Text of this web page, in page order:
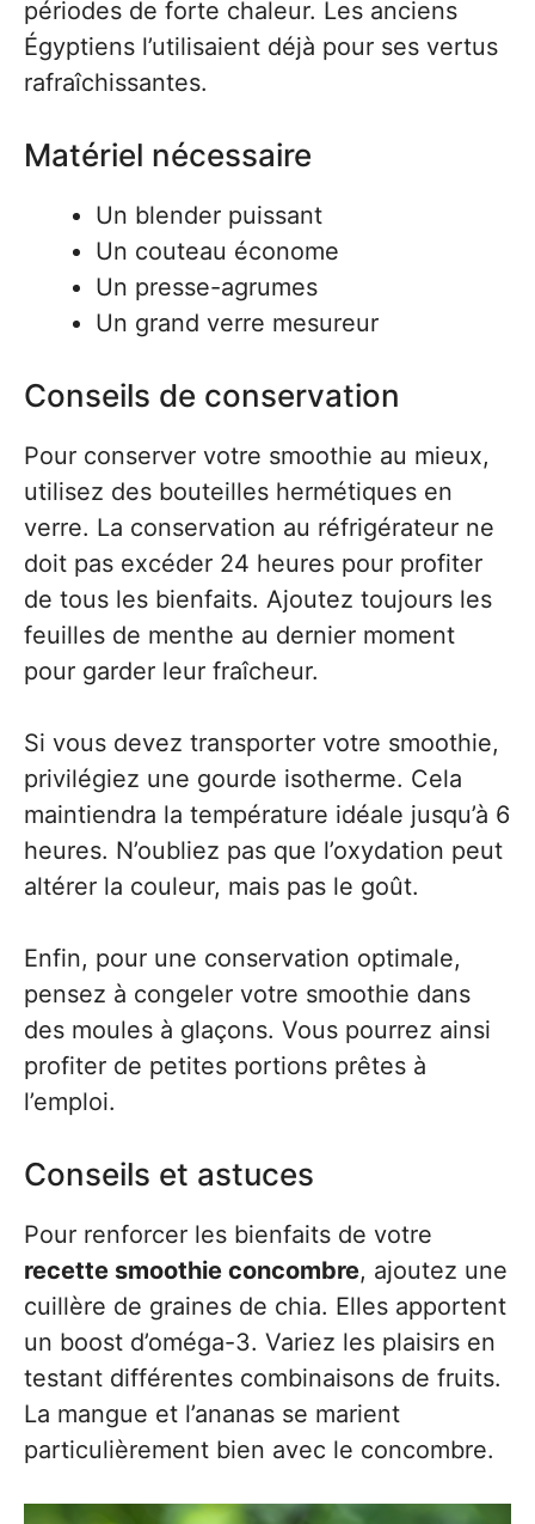
périodes de forte chaleur. Les anciens
Égyptiens l’utilisaient déjà pour ses vertus
rafraîchissantes.
Matériel nécessaire
Un blender puissant
Un couteau économe
Un presse-agrumes
Un grand verre mesureur
Conseils de conservation
Pour conserver votre smoothie au mieux,
utilisez des bouteilles hermétiques en
verre. La conservation au réfrigérateur ne
doit pas excéder 24 heures pour profiter
de tous les bienfaits. Ajoutez toujours les
feuilles de menthe au dernier moment
pour garder leur fraîcheur.
Si vous devez transporter votre smoothie,
privilégiez une gourde isotherme. Cela
maintiendra la température idéale jusqu’à 6
heures. N’oubliez pas que l’oxydation peut
altérer la couleur, mais pas le goût.
Enfin, pour une conservation optimale,
pensez à congeler votre smoothie dans
des moules à glaçons. Vous pourrez ainsi
profiter de petites portions prêtes à
l’emploi.
Conseils et astuces
Pour renforcer les bienfaits de votre
recette smoothie concombre, ajoutez une
cuillère de graines de chia. Elles apportent
un boost d’oméga-3. Variez les plaisirs en
testant différentes combinaisons de fruits.
La mangue et l’ananas se marient
particulièrement bien avec le concombre.